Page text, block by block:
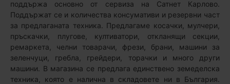
поддържа основно от сервиза на Сатнет Карлово.
Поддържат се и количества консумативи и резервни част
за предлаганата техника. Предлагаме косачки, мулчери,
пръскачки, плугове, култиватори, откланящи секции,
ремаркета, челни товарачи, фрези, брани, машини за
зеленчуци, гребла, грейдери, торачки и много други
машини. В магазина се предлага единствено земеделска
техника, която е налична в складовете ни в България.